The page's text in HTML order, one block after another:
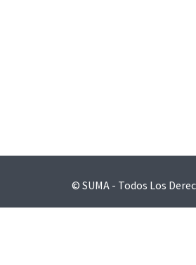
© SUMA - Todos Los